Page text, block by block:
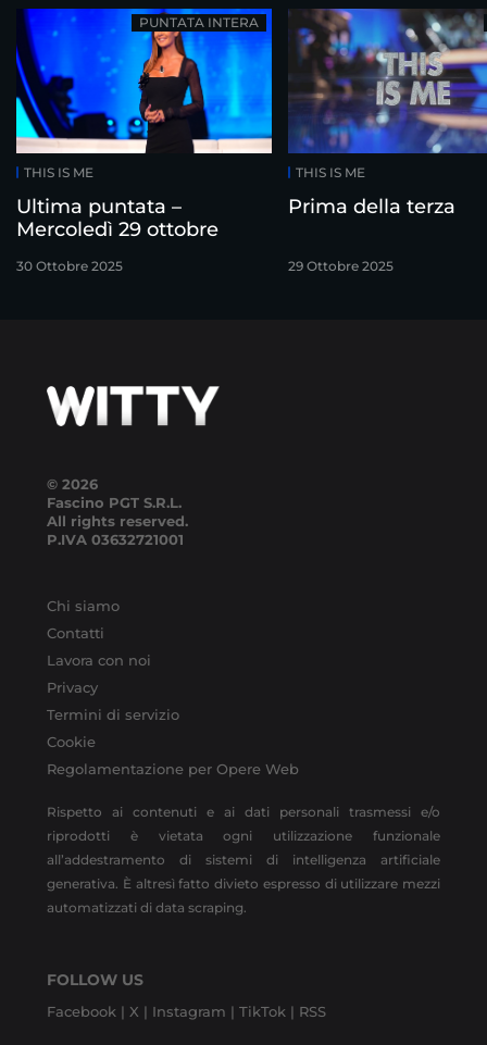
THIS IS ME
Ultima puntata –
Mercoledì 29 ottobre
30 Ottobre 2025
PUNTATA INTERA
THIS IS ME
Prima della terza
29 Ottobre 2025
© 2026
Fascino PGT S.R.L.
All rights reserved.
P.IVA 03632721001
Chi siamo
Contatti
Lavora con noi
Privacy
Termini di servizio
Cookie
Regolamentazione per Opere Web
Rispetto ai contenuti e ai dati personali trasmessi e/o
riprodotti è vietata ogni utilizzazione funzionale
all’addestramento di sistemi di intelligenza artificiale
generativa. È altresì fatto divieto espresso di utilizzare mezzi
automatizzati di data scraping.
FOLLOW US
Facebook | X | Instagram | TikTok | RSS